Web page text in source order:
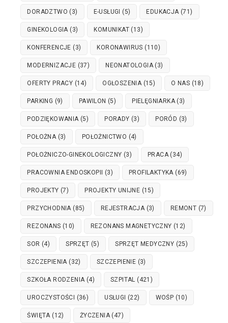
DORADZTWO (3) E-USŁUGI (5) EDUKACJA(71)
GINEKOLOGIA(3) KOMUNIKAT (13)
KONFERENCJE (3) KORONAWIRUS (110)
MODERNIZACJE (37) NEONATOLOGIA(3)
OFERTY PRACY (14) OGŁOSZENIA(15) O NAS (18)
PARKING (9) PAWILON (5) PIELĘGNIARKA(3)
PODZIĘKOWANIA(5) PORADY (3) PORÓD (3)
POŁOŻNA(3) POŁOŻNICTWO (4)
POŁOŻNICZO-GINEKOLOGICZNY (3) PRACA(34)
PRACOWNIA ENDOSKOPII (3) PROFILAKTYKA(69)
PROJEKTY (7) PROJEKTY UNIJNE (15)
PRZYCHODNIA(85) REJESTRACJA(3) REMONT (7)
REZONANS (10) REZONANS MAGNETYCZNY (12)
SOR (4) SPRZĘT (5) SPRZĘT MEDYCZNY (25)
SZCZEPIENIA(32) SZCZEPIENIE (3)
SZKOŁA RODZENIA(4) SZPITAL (421)
UROCZYSTOŚCI (36) USŁUGI (22) WOŚP (10)
ŚWIĘTA(12) ŻYCZENIA(47)